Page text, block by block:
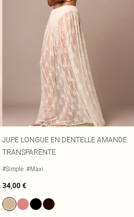
JUPE LONGUE EN DENTELLE AMANDE
TRANSPARENTE
#Simple #Maxi
34,00 €